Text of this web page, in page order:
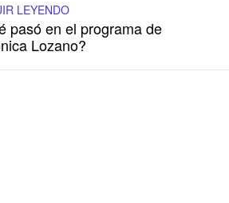
LEYENDO
pasó en el programa de
Lozano?